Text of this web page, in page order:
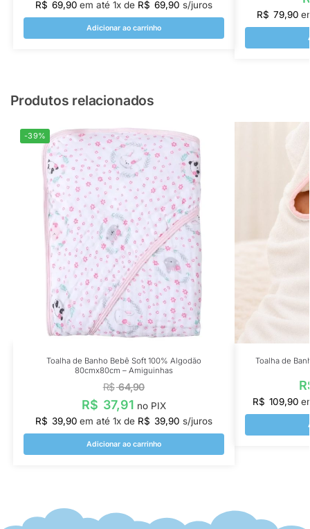
R$ 69,90 em até 1x de R$ 69,90 s/juros
Adicionar ao carrinho
R$ 79,90
Produtos relacionados
-39%
Toalha de Banho Bebê Soft 100% Algodão
80cmx80cm – Amiguinhas
R$64,90
R$ 37,91 no PIX
R$ 39,90 em até 1x de R$ 39,90 s/juros
Adicionar ao carrinho
Toalha de
R$ 109,90